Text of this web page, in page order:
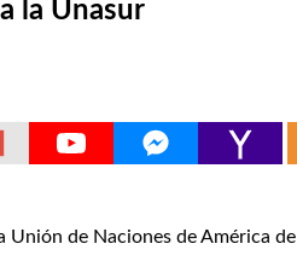
la Unasur
de Naciones de América